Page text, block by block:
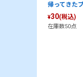
帰ってきた
¥30(税込)
在庫数50点